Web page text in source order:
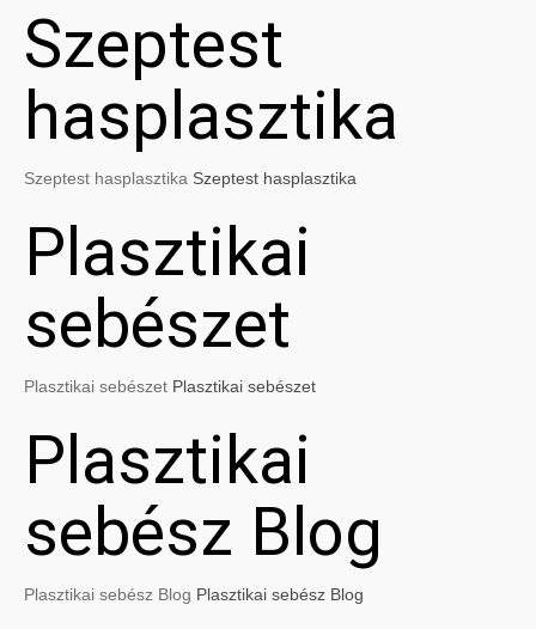
Szeptest
hasplasztika
Szeptest hasplasztika Szeptest hasplasztika
Plasztikai
sebészet
Plasztikai sebészet Plasztikai sebészet
Plasztikai
sebész Blog
Plasztikai sebész Blog Plasztikai sebész Blog